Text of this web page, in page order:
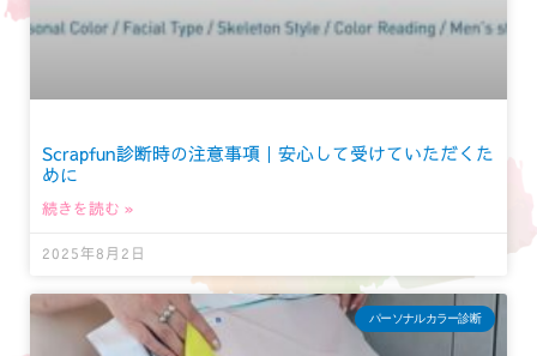
Scrapfun診断時の注意事項｜安心して受けていただくた
めに
続きを読む »
2025年8月2日
パーソナルカラー診断